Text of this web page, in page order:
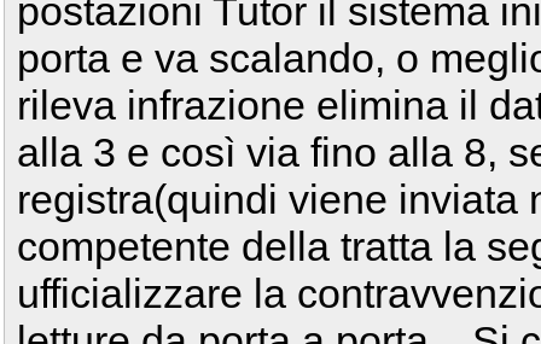
postazioni Tutor il sistema
porta e va scalando, o
rileva infrazione elimina il
alla 3 e così via fino alla 8,
registra(quindi viene inviata
competente della tratta la
ufficializzare la